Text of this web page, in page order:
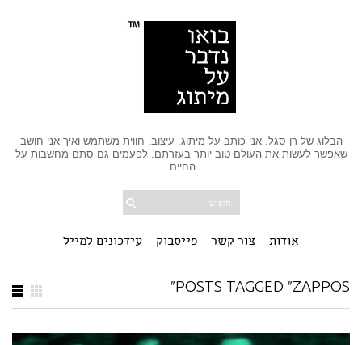
הבלוג של רן סגל. אני כותב על מיתוג, עיצוב, חווית משתמש ואיך אני חושב
שאפשר לעשות את העולם טוב יותר בעזרתם. לפעמים גם סתם מחשבות על
החיים.
אודות צור קשר פייסבוק עידכונים למייל
POSTS TAGGED "ZAPPOS"